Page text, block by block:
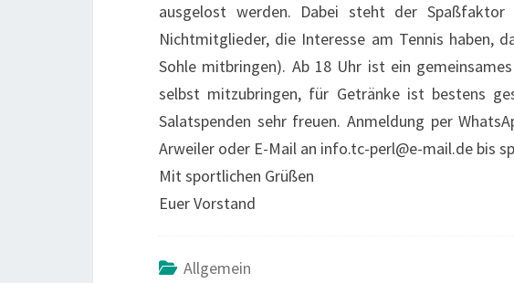
ausgelost werden. Dabei steht der
Nichtmitglieder, die Interesse am Tennis haben,
Sohle mitbringen). Ab 18 Uhr ist ein
selbst mitzubringen, für Getränke ist bestens
Salatspenden sehr freuen. Anmeldung per
Arweiler oder E-Mail an info.tc-perl@e-mail.de bis
Mit sportlichen Grüßen
Euer Vorstand
Allgemein